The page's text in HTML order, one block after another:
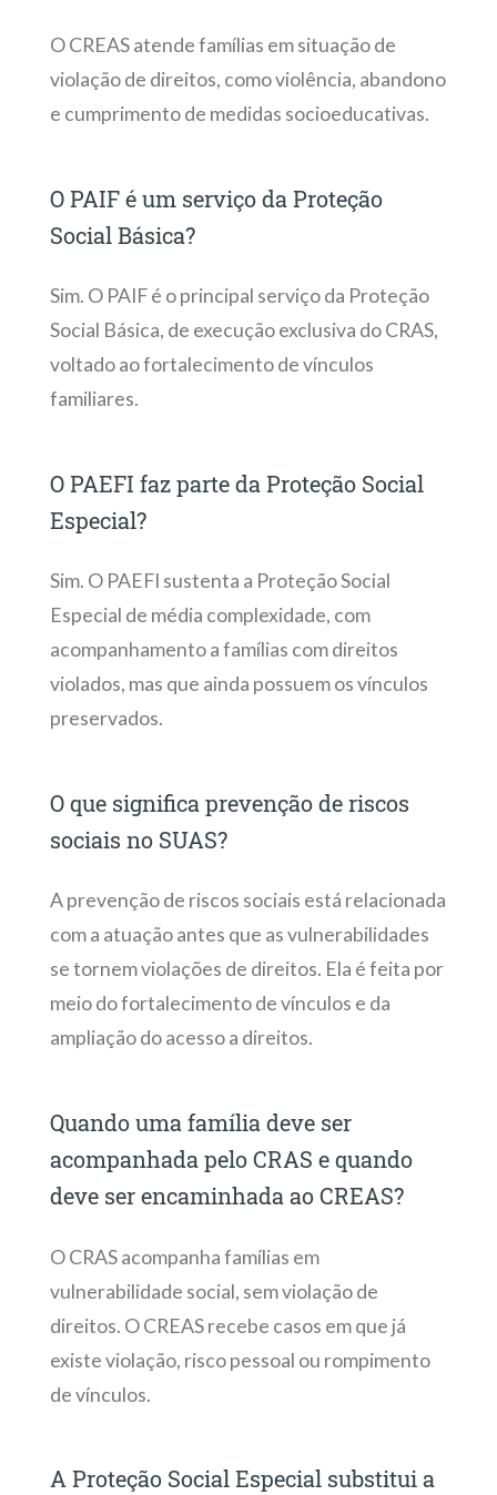
O CREAS atende famílias em situação de
violação de direitos, como violência, abandono
e cumprimento de medidas socioeducativas.
O PAIF é um serviço da Proteção
Social Básica?
Sim. O PAIF é o principal serviço da Proteção
Social Básica, de execução exclusiva do CRAS,
voltado ao fortalecimento de vínculos
familiares.
O PAEFI faz parte da Proteção Social
Especial?
Sim. O PAEFI sustenta a Proteção Social
Especial de média complexidade, com
acompanhamento a famílias com direitos
violados, mas que ainda possuem os vínculos
preservados.
O que significa prevenção de riscos
sociais no SUAS?
A prevenção de riscos sociais está relacionada
com a atuação antes que as vulnerabilidades
se tornem violações de direitos. Ela é feita por
meio do fortalecimento de vínculos e da
ampliação do acesso a direitos.
Quando uma família deve ser
acompanhada pelo CRAS e quando
deve ser encaminhada ao CREAS?
O CRAS acompanha famílias em
vulnerabilidade social, sem violação de
direitos. O CREAS recebe casos em que já
existe violação, risco pessoal ou rompimento
de vínculos.
A Proteção Social Especial substitui a